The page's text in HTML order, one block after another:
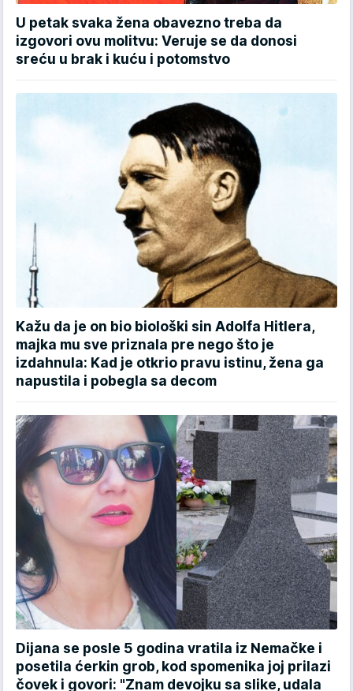
U petak svaka žena obavezno treba da
izgovori ovu molitvu: Veruje se da donosi
sreću u brak i kuću i potomstvo
Kažu da je on bio biološki sin Adolfa Hitlera,
majka mu sve priznala pre nego što je
izdahnula: Kad je otkrio pravu istinu, žena ga
napustila i pobegla sa decom
Dijana se posle 5 godina vratila iz Nemačke i
posetila ćerkin grob, kod spomenika joj prilazi
čovek i govori: "Znam devojku sa slike, udala